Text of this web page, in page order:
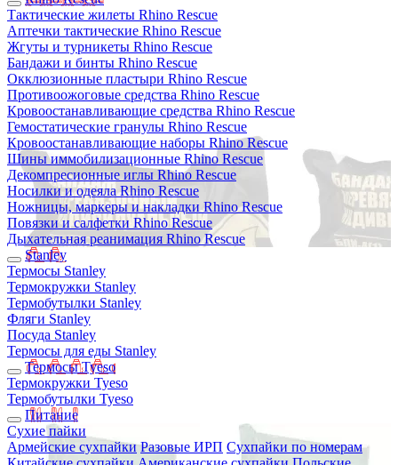
Тактические жилеты Rhino Rescue
Аптечки тактические Rhino Rescue
Жгуты и турникеты Rhino Rescue
Бандажи и бинты Rhino Rescue
Окклюзионные пластыри Rhino Rescue
Противоожоговые средства Rhino Rescue
Кровоостанавливающие средства Rhino Rescue
Гемостатические гранулы Rhino Rescue
Кровоостанавливающие наборы Rhino Rescue
Шины иммобилизационные Rhino Rescue
Декомпресионные иглы Rhino Rescue
Носилки и одеяла Rhino Rescue
Ножницы, маркеры и накладки Rhino Rescue
Повязки и салфетки Rhino Rescue
Дыхательная реанимация Rhino Rescue
Stanley
Термосы Stanley
Термокружки Stanley
Термобутылки Stanley
Фляги Stanley
Посуда Stanley
Термосы для еды Stanley
Термосы Tyeso
Термокружки Tyeso
Термобутылки Tyeso
Питание
Сухие пайки
Армейские сухпайки Разовые ИРП Сухпайки по номерам